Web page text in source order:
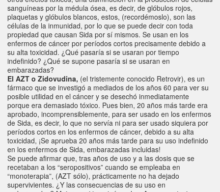
sanguíneas por la médula ósea, es decir, de glóbulos rojos,
plaquetas y glóbulos blancos, estos, (recordémoslo), son las
células de la inmunidad, por lo que se puede decir con toda
propiedad que causan Sida por sí mismos. Se usan en los
enfermos de cáncer por períodos cortos precisamente debido a
su alta toxicidad. ¿Qué pasaría si se usaran por tiempo
indefinido? ¿Qué se supone pasaría si se usaran en
embarazadas?
El AZT o Zidovudina, (el tristemente conocido Retrovir), es un
fármaco que se investigó a mediados de los años 60 para ver su
posible utilidad en el cáncer y se desechó inmediatamente
porque era demasiado tóxico. Pues bien, 20 años más tarde era
aprobado, incomprensiblemente, para ser usado en los enfermos
de Sida, es decir, lo que no servía ni para ser usado siquiera por
períodos cortos en los enfermos de cáncer, debido a su alta
toxicidad, ¡Se aprueba 20 años más tarde para su uso indefinido
en los enfermos de Sida, embarazadas incluidas!
Se puede afirmar que, tras años de uso y a las dosis que se
recetaban a los “seropositivos” cuando se empleaba en
“monoterapia”, (AZT sólo), prácticamente no ha dejado
supervivientes. ¿Y las consecuencias de su uso en